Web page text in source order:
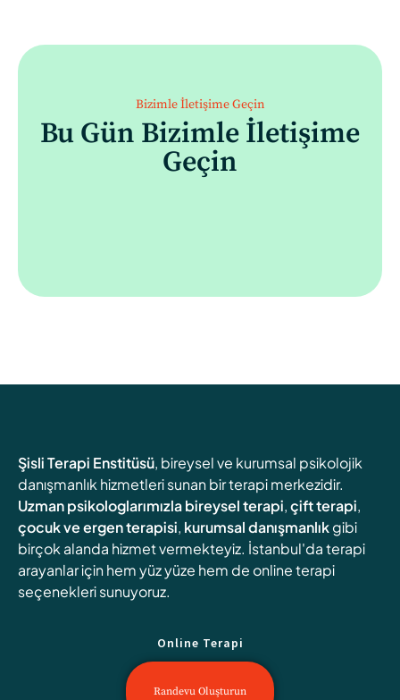
Bizimle İletişime Geçin
Bu Gün Bizimle İletişime
Geçin
Şisli Terapi Enstitüsü, bireysel ve kurumsal psikolojik
danışmanlık hizmetleri sunan bir terapi merkezidir.
Uzman psikologlarımızlabireysel terapi,çift terapi,
çocuk ve ergen terapisi, kurumsal danışmanlıkgibi
birçok alanda hizmet vermekteyiz. İstanbul'da terapi
arayanlar için hem yüz yüze hem de online terapi
seçenekleri sunuyoruz.
Online Terapi
Randevu Oluşturun